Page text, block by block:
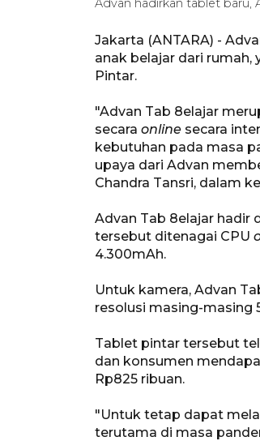
Advan hadirkan tablet baru,
Jakarta (ANTARA) -
anak belajar dari
Pintar.
"Advan Tab 8elajar
secara online secara
kebutuhan pada masa
upaya dari Advan
Chandra Tansri, dalam
Advan Tab 8elajar hadir
tersebut ditenagai CPU
4.300mAh.
Untuk kamera, Advan
resolusi masing-masing
Tablet pintar tersebut
dan konsumen
Rp825 ribuan.
"Untuk tetap dapat
terutama di masa